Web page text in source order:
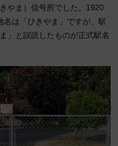
やま）信号所でした。1920
は「ひきやま」ですが、駅
」と誤読したものが正式駅名